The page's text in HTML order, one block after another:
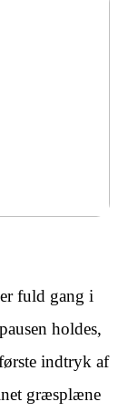
fuld gang i
holdes,
indtryk af
græsplæne